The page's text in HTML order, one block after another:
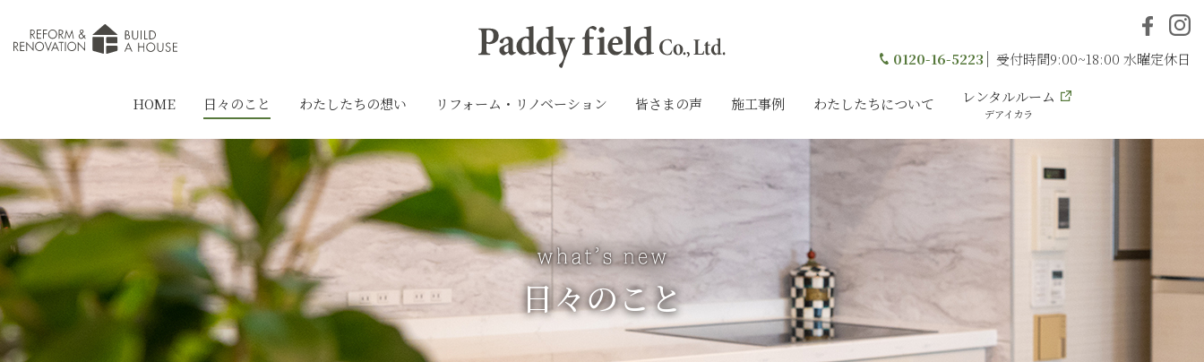
0120-16-5223 受付時間9:00~18:00 水曜定休日
HOME 日々のこと わたしたちの想い リフォーム・リノベーション 皆さまの声 施工事例 わたしたちについて レンタルルーム
デアイカラ
日々のこと